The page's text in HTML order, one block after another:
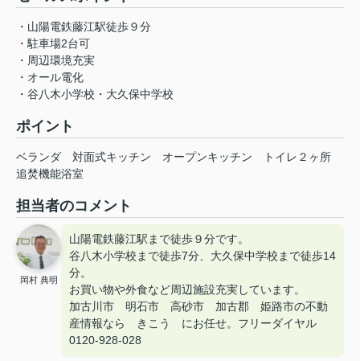
・山陽電鉄藤江駅徒歩９分
・駐車場2台可
・周辺環境充実
・オール電化
・谷八木小学校・大久保中学校
ポイント
ベランダ 対面式キッチン オープンキッチン
トイレ２ヶ所
追焚機能浴室
担当者のコメント
岡村 典明
山陽電鉄藤江駅まで徒歩９分です。
谷八木小学校まで徒歩7分、大久保中学校まで徒歩14
分。
お買い物や外食など周辺施設充実しています。
加古川市 明石市 高砂市 加古郡 姫路市の不動
産情報なら きこう にお任せ。フリーダイヤル
0120-928-028